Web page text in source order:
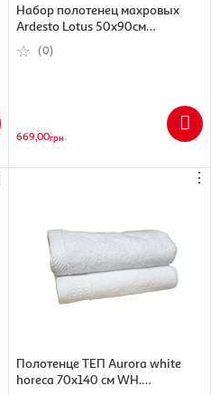
Набор полотенец махровых
Ardesto Lotus 50х90см
70х140см серый хлопок 2шт
(0)
669,00грн
⋮
Полотенце ТЕП Aurora white
horeca 70х140 см WH.